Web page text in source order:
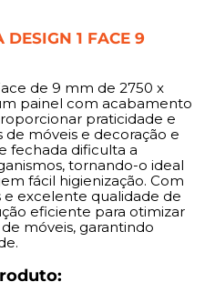
para composição de móveis
e painéis como
revestimentos. Ideal para
1 FACE 9
de 9 mm de 2750 x
painel com acabamento
praticidade e
móveis e decoração e
fechada dificulta a
tornando-o ideal
fácil higienização. Com
e excelente qualidade de
eficiente para otimizar
móveis, garantindo